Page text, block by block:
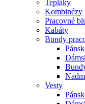
Tepláky
Kombinézy
Pracovné
Kabáty
Bundy
Vesty